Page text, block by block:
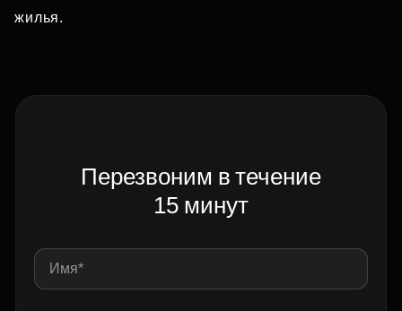
жилья.
Перезвоним в течение
15 минут